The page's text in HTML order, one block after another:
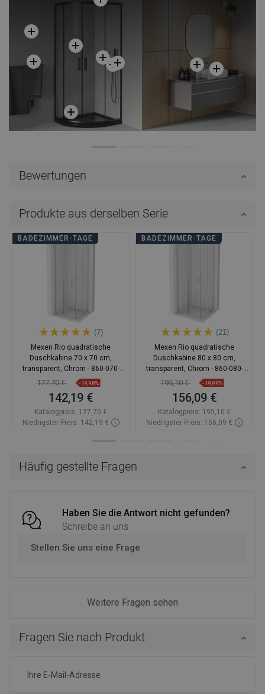
Häufig gestellte Fragen
Haben Sie die Antwort nicht gefunden?
Schreibe an uns
Stellen Sie uns eine Frage
Weitere Fragen sehen
Bewertungen
Fragen Sie nach Produkt
Produkte aus derselben Serie
BADEZIMMER-TAGE
(7)
Mexen Rio quadratische
Duschkabine 70 x 70 cm,
transparent, Chrom - 860-070-
070-01-00
177,70 € -19,98%
142,19 €
Katalogpreis: 177,70 €
Niedrigster Preis: 142,19 €
BADEZIMMER-TAGE
(21)
Mexen Rio quadratische
Duschkabine 80 x 80 cm,
transparent, Chrom - 860-080-
080-01-00
195,10 € -19,99%
156,09 €
Katalogpreis: 195,10 €
Niedrigster Preis: 156,09 €